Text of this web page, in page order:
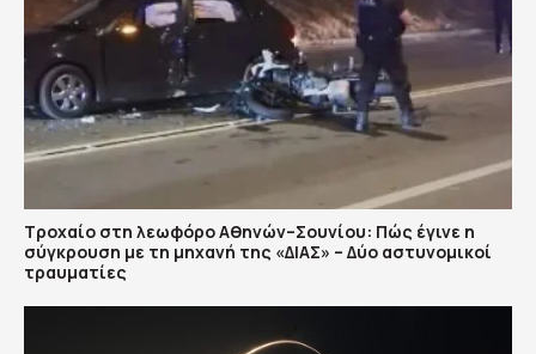
Τροχαίο στη λεωφόρο Αθηνών–Σουνίου: Πώς έγινε η
σύγκρουση με τη μηχανή της «ΔΙΑΣ» – Δύο αστυνομικοί
τραυματίες